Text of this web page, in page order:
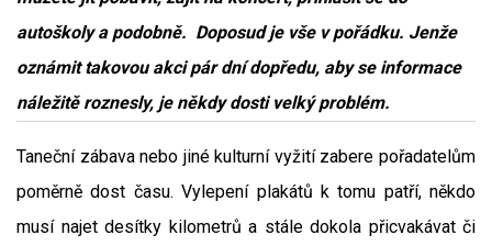
autoškoly a podobně. Doposud je vše v pořádku. Jenže
oznámit takovou akci pár dní dopředu, aby se informace
náležitě roznesly, je někdy dosti velký problém.
Taneční zábava nebo jiné kulturní vyžití zabere pořadatelům
poměrně dost času. Vylepení plakátů k tomu patří, někdo
musí najet desítky kilometrů a stále dokola přicvakávat či